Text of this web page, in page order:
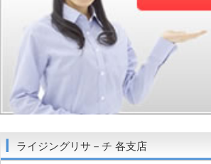
ライジングリサ－チ 各支店